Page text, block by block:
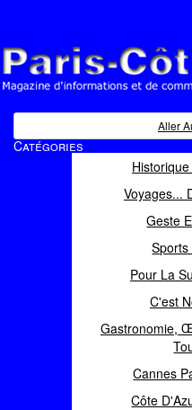
Magazine d'informations et de
Aller
Catégories
Voyages...
Geste
Pour La
C'est
Gastronomie,
Cannes
Côte